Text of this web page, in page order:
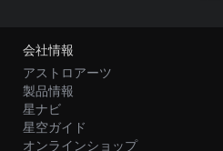
会社情報
アストロアーツ
製品情報
星ナビ
星空ガイド
オンラインショップ